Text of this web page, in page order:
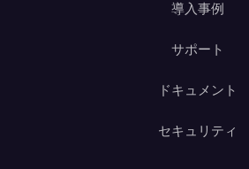
導入事例
サポート
ドキュメント
セキュリティ